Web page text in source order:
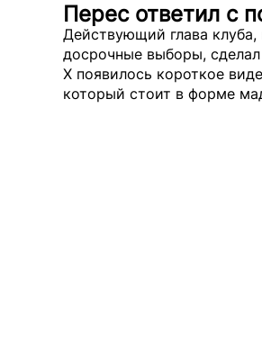
Перес ответил с
Действующий глава
досрочные выборы,
X появилось короткое
который стоит в форме